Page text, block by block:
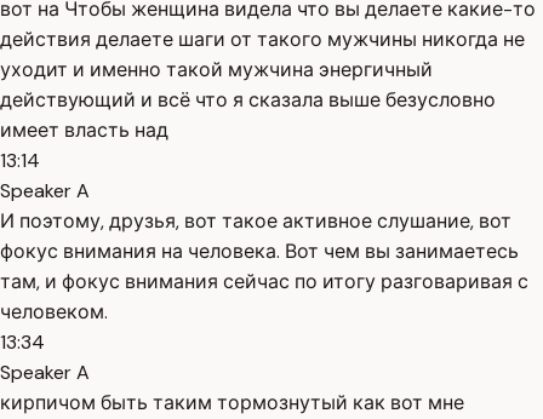
вот на Чтобы женщина видела что вы делаете какие-то
действия делаете шаги от такого мужчины никогда не
уходит и именно такой мужчина энергичный
действующий и всё что я сказала выше безусловно
имеет власть над
13:14
Speaker A
И поэтому, друзья, вот такое активное слушание, вот
фокус внимания на человека. Вот чем вы занимаетесь
там, и фокус внимания сейчас по итогу разговаривая с
человеком.
13:34
Speaker A
кирпичом быть таким тормознутый как вот мне